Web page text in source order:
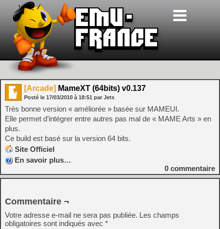
[Arcade] MameXT (64bits) v0.137
Posté le 17/03/2010 à 18:51 par Jets
Très bonne version « améliorée » basée sur MAMEUI.
Elle permet d’intégrer entre autres pas mal de « MAME Arts » en
plus.
Ce build est basé sur la version 64 bits.
Site Officiel
En savoir plus…
0 commentaire
Commentaire ¬
Votre adresse e-mail ne sera pas publiée. Les champs
obligatoires sont indiqués avec *